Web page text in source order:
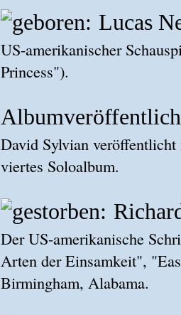
Lucas
US-amerikanischer
Princess").
David Sylvian
viertes Soloalbum.
Der US-amerikanische
Arten der Einsamkeit",
Birmingham, Alabama.